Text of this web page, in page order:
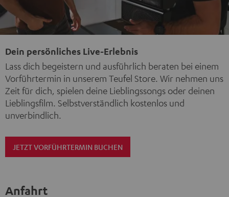
Dein persönliches Live-Erlebnis
Lass dich begeistern und ausführlich beraten bei einem
Vorführtermin in unserem Teufel Store. Wir nehmen uns
Zeit für dich, spielen deine Lieblingssongs oder deinen
Lieblingsfilm. Selbstverständlich kostenlos und
unverbindlich.
JETZT VORFÜHRTERMIN BUCHEN
Anfahrt